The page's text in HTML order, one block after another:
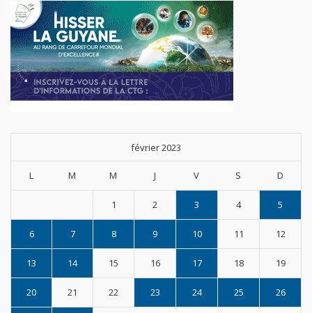
février 2023
L M M J V S D
1 2 3 4 5
6 7 8 9 10 11 12
13 14 15 16 17 18 19
20 21 22 23 24 25 26